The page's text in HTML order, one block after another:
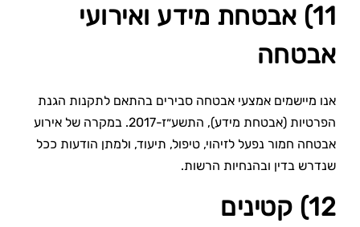
11) אבטחת מידע ואירועי
אבטחה
אנו מיישמים אמצעי אבטחה סבירים בהתאם לתקנות הגנת
הפרטיות (אבטחת מידע), התשע״ז-2017. במקרה של אירוע
אבטחה חמור נפעל לזיהוי, טיפול, תיעוד, ולמתן הודעות ככל
שנדרש בדין ובהנחיות הרשות.
12) קטינים